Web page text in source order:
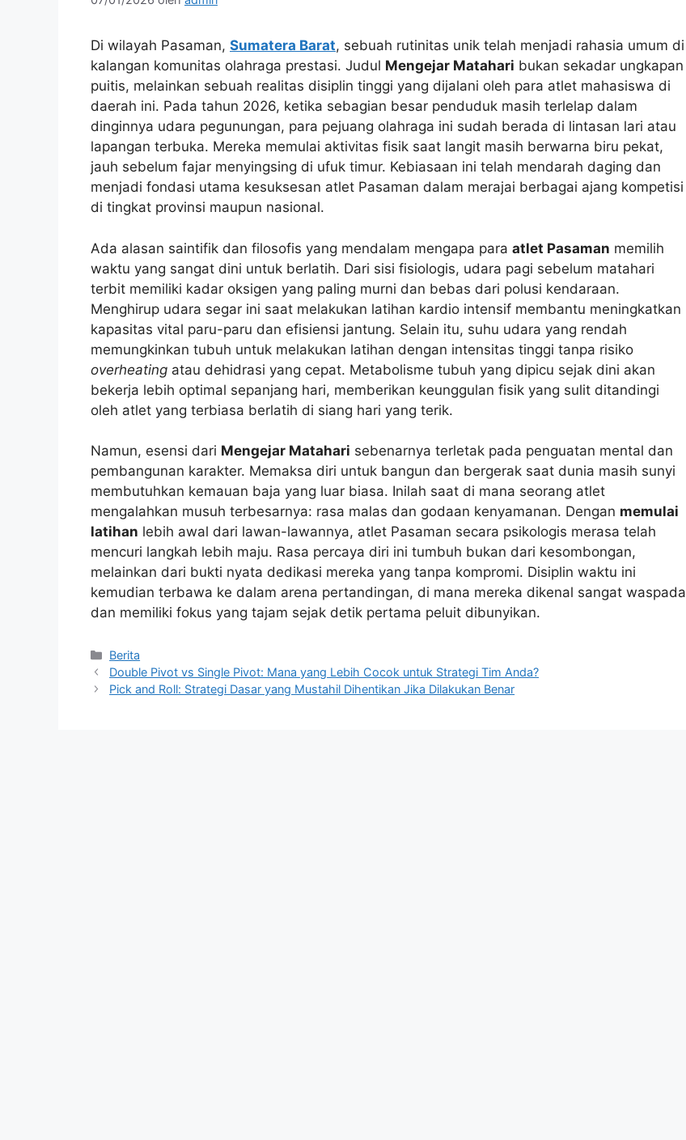
Di wilayah Pasaman, Sumatera Barat, sebuah rutinitas unik telah menjadi rahasia umum di
kalangan komunitas olahraga prestasi. Judul Mengejar Matahari bukan sekadar ungkapan
puitis, melainkan sebuah realitas disiplin tinggi yang dijalani oleh para atlet mahasiswa di
daerah ini. Pada tahun 2026, ketika sebagian besar penduduk masih terlelap dalam
dinginnya udara pegunungan, para pejuang olahraga ini sudah berada di lintasan lari atau
lapangan terbuka. Mereka memulai aktivitas fisik saat langit masih berwarna biru pekat,
jauh sebelum fajar menyingsing di ufuk timur. Kebiasaan ini telah mendarah daging dan
menjadi fondasi utama kesuksesan atlet Pasaman dalam merajai berbagai ajang kompetisi
di tingkat provinsi maupun nasional.
Ada alasan saintifik dan filosofis yang mendalam mengapa para atlet Pasaman memilih
waktu yang sangat dini untuk berlatih. Dari sisi fisiologis, udara pagi sebelum matahari
terbit memiliki kadar oksigen yang paling murni dan bebas dari polusi kendaraan.
Menghirup udara segar ini saat melakukan latihan kardio intensif membantu meningkatkan
kapasitas vital paru-paru dan efisiensi jantung. Selain itu, suhu udara yang rendah
memungkinkan tubuh untuk melakukan latihan dengan intensitas tinggi tanpa risiko
overheating atau dehidrasi yang cepat. Metabolisme tubuh yang dipicu sejak dini akan
bekerja lebih optimal sepanjang hari, memberikan keunggulan fisik yang sulit ditandingi
oleh atlet yang terbiasa berlatih di siang hari yang terik.
Namun, esensi dari Mengejar Matahari sebenarnya terletak pada penguatan mental dan
pembangunan karakter. Memaksa diri untuk bangun dan bergerak saat dunia masih sunyi
membutuhkan kemauan baja yang luar biasa. Inilah saat di mana seorang atlet
mengalahkan musuh terbesarnya: rasa malas dan godaan kenyamanan. Dengan memulai
latihan lebih awal dari lawan-lawannya, atlet Pasaman secara psikologis merasa telah
mencuri langkah lebih maju. Rasa percaya diri ini tumbuh bukan dari kesombongan,
melainkan dari bukti nyata dedikasi mereka yang tanpa kompromi. Disiplin waktu ini
kemudian terbawa ke dalam arena pertandingan, di mana mereka dikenal sangat waspada
dan memiliki fokus yang tajam sejak detik pertama peluit dibunyikan.
Kategori
Berita
Double Pivot vs Single Pivot: Mana yang Lebih Cocok untuk Strategi Tim Anda?
Pick and Roll: Strategi Dasar yang Mustahil Dihentikan Jika Dilakukan Benar